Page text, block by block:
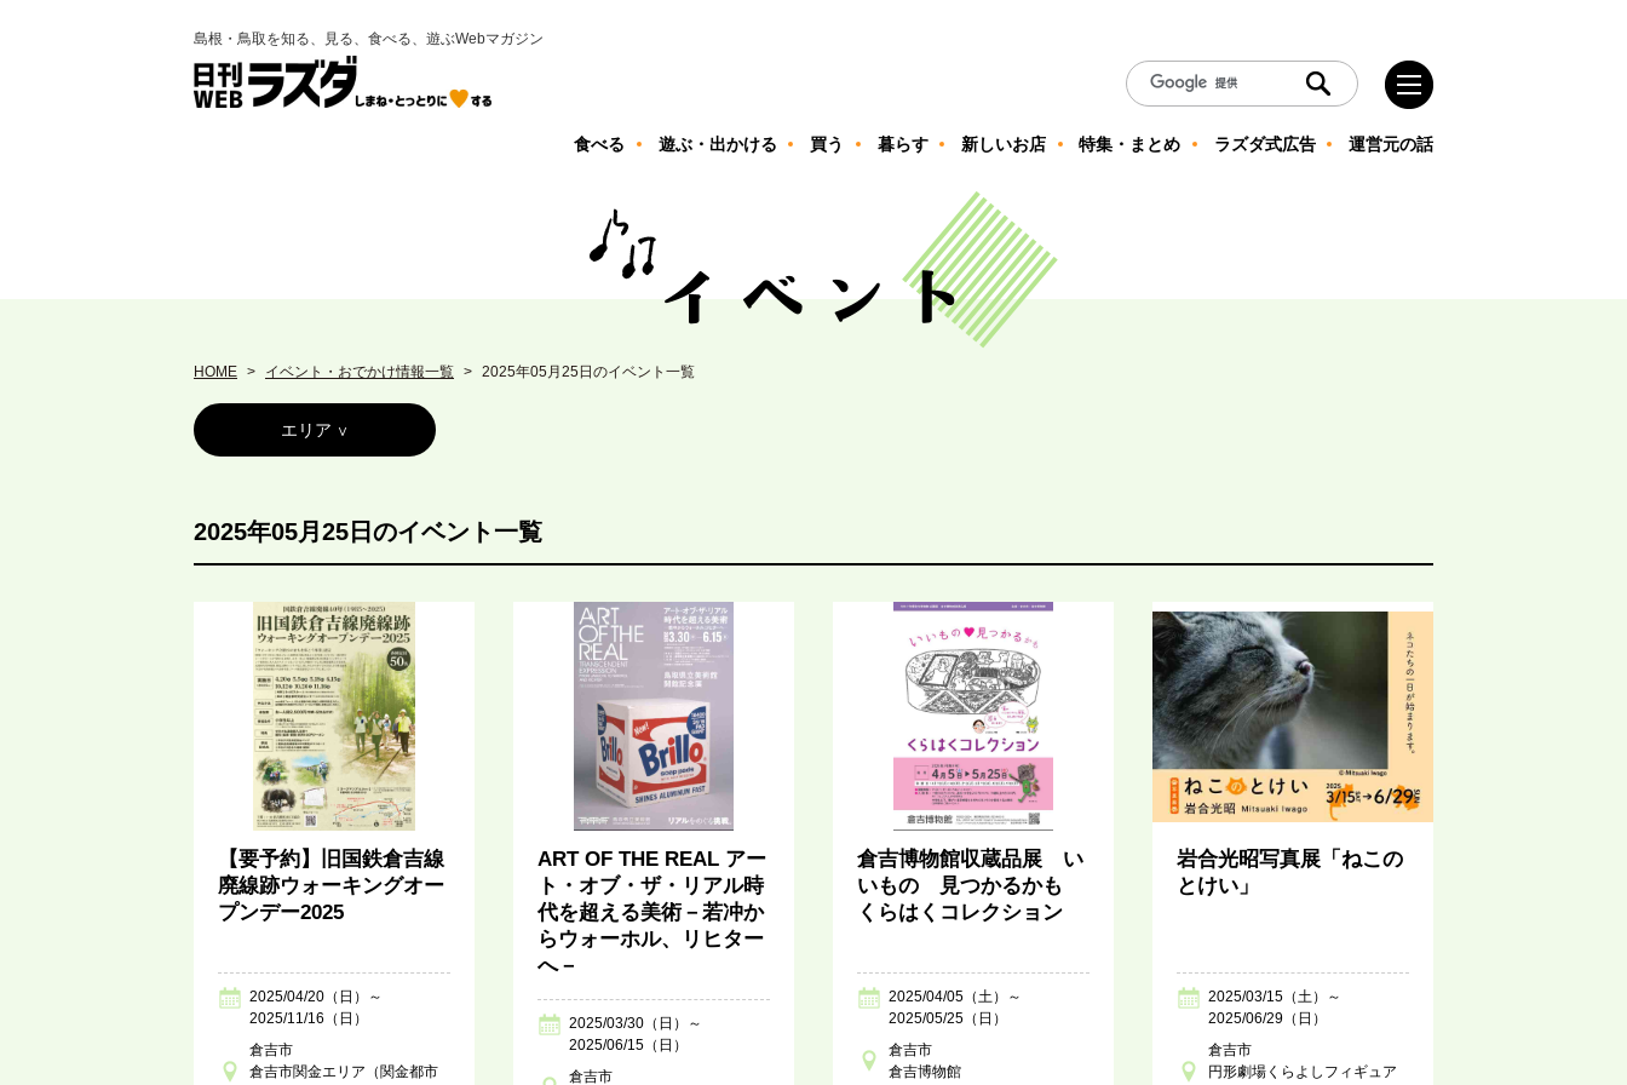
島根・鳥取を知る、見る、食べる、遊ぶWebマガジン
食べる 遊ぶ・出かける 買う 暮らす 新しいお店 特集・まとめ ラズダ式広告 運営元の話
HOME イベント・おでかけ情報一覧 2025年05月25日のイベント一覧
エリア
2025年05月25日のイベント一覧
【要予約】旧国鉄倉吉線
廃線跡ウォーキングオー
プンデー2025
2025/04/20（日）～
2025/11/16（日）
倉吉市
倉吉市関金エリア（関金都市
ART OF THE REAL アー
ト・オブ・ザ・リアル時
代を超える美術－若冲か
らウォーホル、リヒター
へ－
2025/03/30（日）～
2025/06/15（日）
倉吉市
倉吉博物館収蔵品展 い
いもの 見つかるかも
くらはくコレクション
2025/04/05（土）～
2025/05/25（日）
倉吉市
倉吉博物館
岩合光昭写真展「ねこの
とけい」
2025/03/15（土）～
2025/06/29（日）
倉吉市
円形劇場くらよしフィギュア